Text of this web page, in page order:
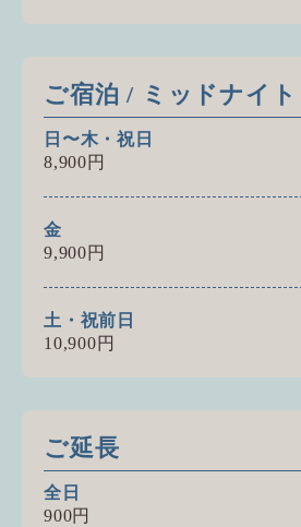
ご宿泊 / ミッドナイト
日〜木・祝日
8,900円
金
9,900円
土・祝前日
10,900円
ご延長
全日
900円